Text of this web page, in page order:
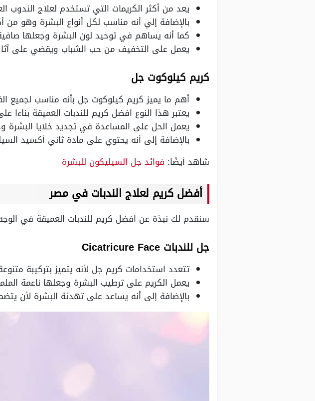
يعد من أكثر الكريمات التي تستخدم لعلاج الندوب
بالإضافة إلي أنه مناسب لكل أنواع البشرة وهو من
كما أنه يساهم في توحيد لون البشرة وجعلها
يعمل على التخفيف من حب الشباب ويقضي على
كريم كيلوكوت جل
أهم ما يميز كريم كيلوكوت جل بأنه مناسب لجميع
يعتبر هذا النوع افضل كريم للندبات العميقة بناءا
يعمل الحل على المساعدة في تجديد خلايا
بالإضافة إلى أنه يحتوي على مادة ثاني أكسيد
شاهد أيضًا: فوائد جل السيليكون للبشرة
أفضل كريم لعلاج الندبات في مصر
سنقدم لك نبذة عن افضل كريم للندبات العميقة في
جل للندبات Cicatricure Face
تتعدد استخدامات كريم جل لأنه يتميز بتركيبة
يعمل الكريم على ترطيب البشرة وجعلها ناعمة
بالإضافة إلى أنه يساعد على تهدئة البشرة لأن